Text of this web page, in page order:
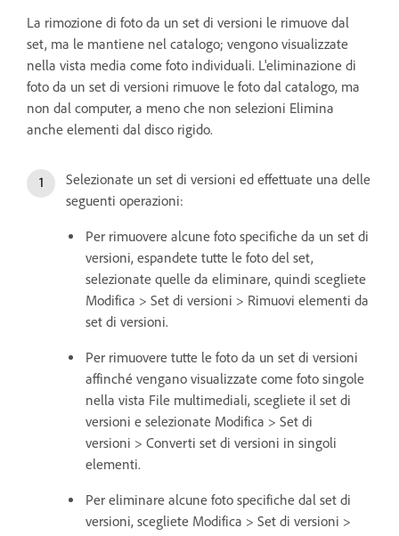
La rimozione di foto da un set di versioni le rimuove dal
set, ma le mantiene nel catalogo; vengono visualizzate
nella vista media come foto individuali. L'eliminazione di
foto da un set di versioni rimuove le foto dal catalogo, ma
non dal computer, a meno che non selezioni Elimina
anche elementi dal disco rigido.
Selezionate un set di versioni ed effettuate una delle
seguenti operazioni:
Per rimuovere alcune foto specifiche da un set di
versioni, espandete tutte le foto del set,
selezionate quelle da eliminare, quindi scegliete
Modifica > Set di versioni > Rimuovi elementi da
set di versioni.
Per rimuovere tutte le foto da un set di versioni
affinché vengano visualizzate come foto singole
nella vista File multimediali, scegliete il set di
versioni e selezionate Modifica > Set di
versioni > Converti set di versioni in singoli
elementi.
Per eliminare alcune foto specifiche dal set di
versioni, scegliete Modifica > Set di versioni >